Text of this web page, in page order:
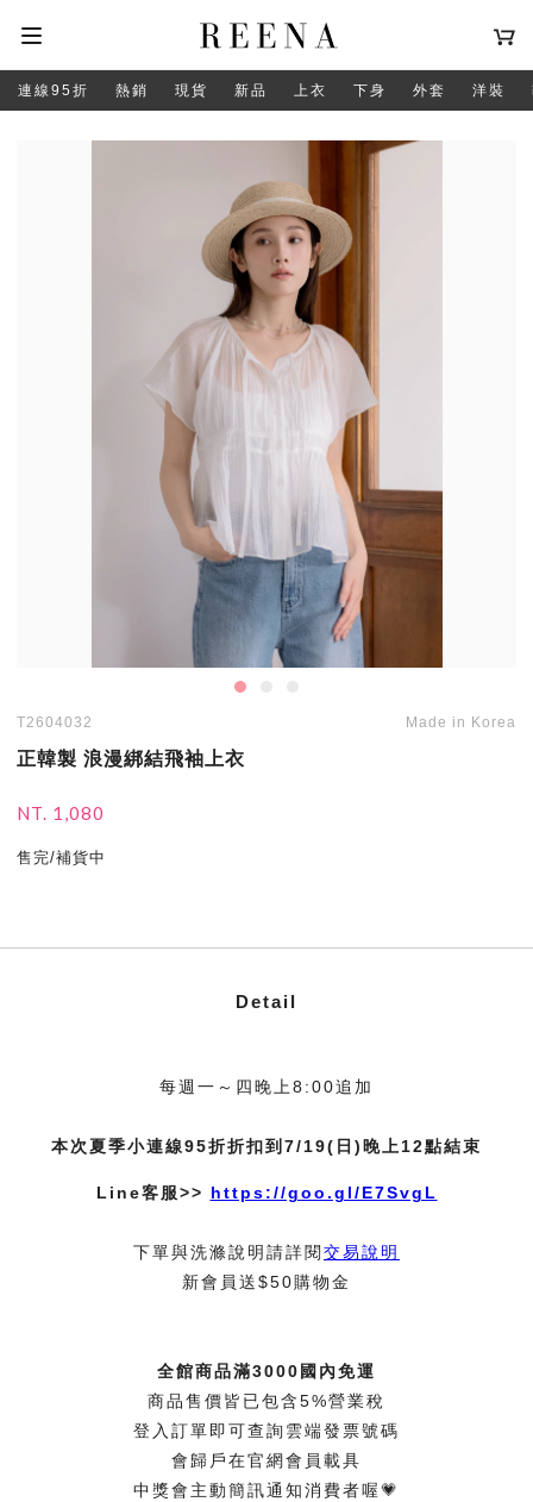
連線95折 熱銷 現貨 新品 上衣 下身 外套 洋裝
T2604032 Made in Korea
正韓製 浪漫綁結飛袖上衣
NT. 1,080
售完/補貨中
Detail
每週一～四晚上8:00追加
本次夏季小連線95折折扣到7/19(日)晚上12點結束
Line客服>> https://goo.gl/E7SvgL
下單與洗滌說明請詳閱交易說明
新會員送$50購物金
全館商品滿3000國內免運
商品售價皆已包含5%營業稅
登入訂單即可查詢雲端發票號碼
會歸戶在官網會員載具
中獎會主動簡訊通知消費者喔💗